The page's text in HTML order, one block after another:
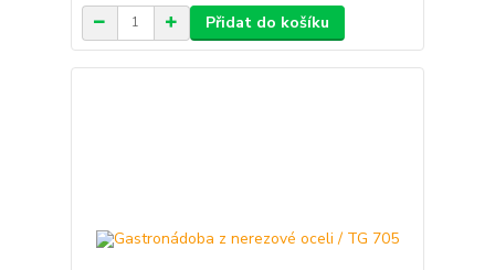
Přidat do košíku